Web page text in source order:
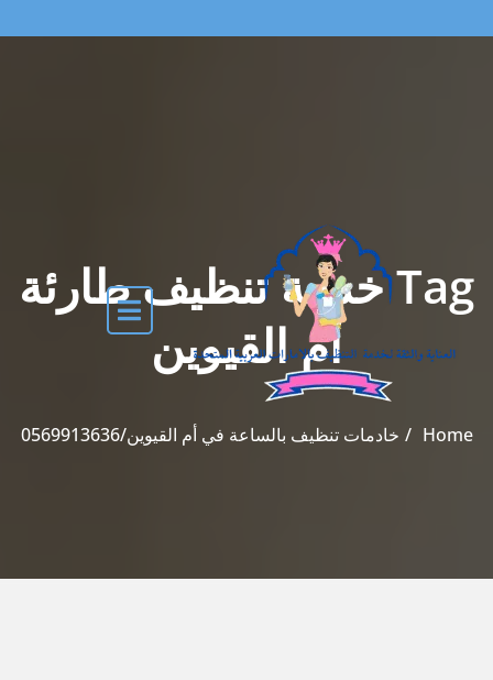
Tag خدمة تنظيف طارئة
أم القيوين
Home خادمات تنظيف بالساعة في أم القيوين/0569913636